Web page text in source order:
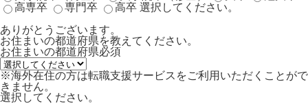
高専卒
専門卒 高卒 選択してください。
ありがとうございます。
お住まいの都道府県を教えてください。
お住まいの都道府県必須
※海外在住の方は転職支援サービスをご利用いただくことがで
きません。
選択してください。